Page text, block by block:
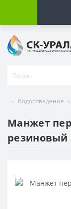
Водоотведение
Манжет
резиновый